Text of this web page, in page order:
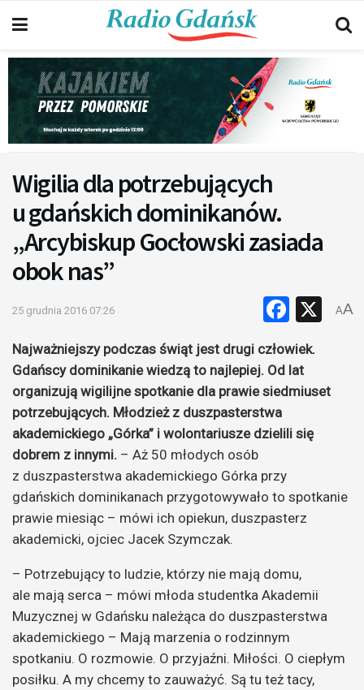
Wigilia dla potrzebujących
u gdańskich dominikanów.
„Arcybiskup Gocłowski zasiada
obok nas”
25 grudnia 2016 07:26 X
AA
Najważniejszy podczas świąt jest drugi człowiek.
Gdańscy dominikanie wiedzą to najlepiej. Od lat
organizują wigilijne spotkanie dla prawie siedmiuset
potrzebujących. Młodzież z duszpasterstwa
akademickiego „Górka” i wolontariusze dzielili się
dobrem z innymi. – Aż 50 młodych osób
z duszpasterstwa akademickiego Górka przy
gdańskich dominikanach przygotowywało to spotkanie
prawie miesiąc – mówi ich opiekun, duszpasterz
akademicki, ojciec Jacek Szymczak.
– Potrzebujący to ludzie, którzy nie mają domu,
ale mają serca – mówi młoda studentka Akademii
Muzycznej w Gdańsku należąca do duszpasterstwa
akademickiego – Mają marzenia o rodzinnym
spotkaniu. O rozmowie. O przyjaźni. Miłości. O ciepłym
posiłku. A my chcemy to zauważyć. Są tu też tacy,